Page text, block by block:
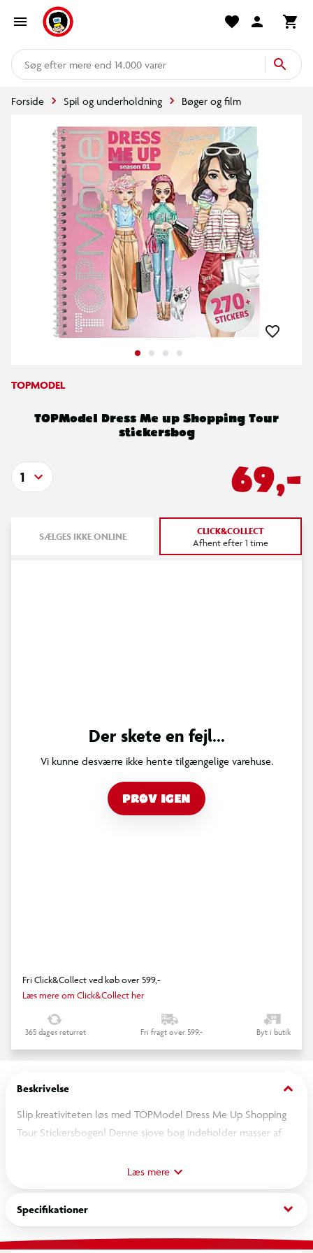
mere end 14.000 varer
Forside Spil og underholdning Bøger og film
TOPMODEL
TOPModel Dress Me up Shopping Tour
stickersbog
69,-
1
SÆLGES IKKE ONLINE CLICK&COLLECT
Afhent efter 1 time
Der skete en fejl...
Vi kunne desværre ikke hente tilgængelige varehuse.
PRØV IGEN
Fri Click&Collect ved køb over 599,-
Læs mere om Click&Collect her
365 dages returret Fri fragt over 599,- Byt i butik
Beskrivelse keyboard_arrow_down
Slip kreativiteten løs med TOPModel Dress Me Up Shopping
Tour Stickersbogen! Denne sjove bog indeholder masser af
figurerne på til en spændende shoppingtur. En fantastisk gave
til alle, der elsker mode og design.
Læs mere
Specifikationer keyboard_arrow_down